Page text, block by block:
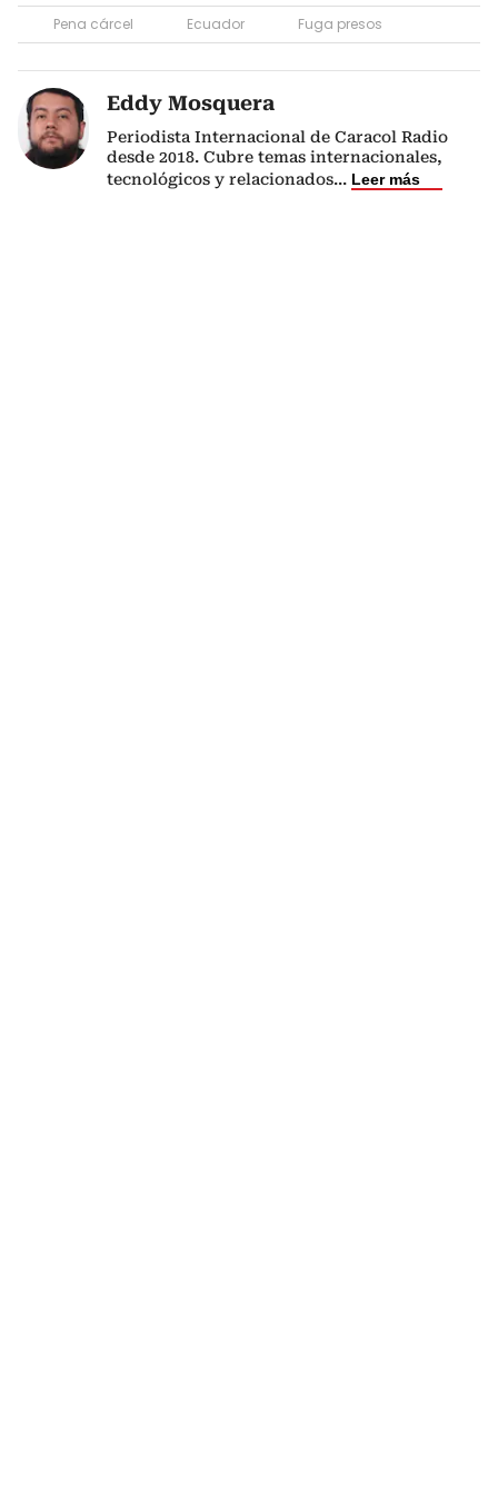
Pena cárcel Ecuador Fuga presos
Eddy Mosquera
Periodista Internacional de Caracol Radio
desde 2018. Cubre temas internacionales,
tecnológicos y relacionados... Leer más